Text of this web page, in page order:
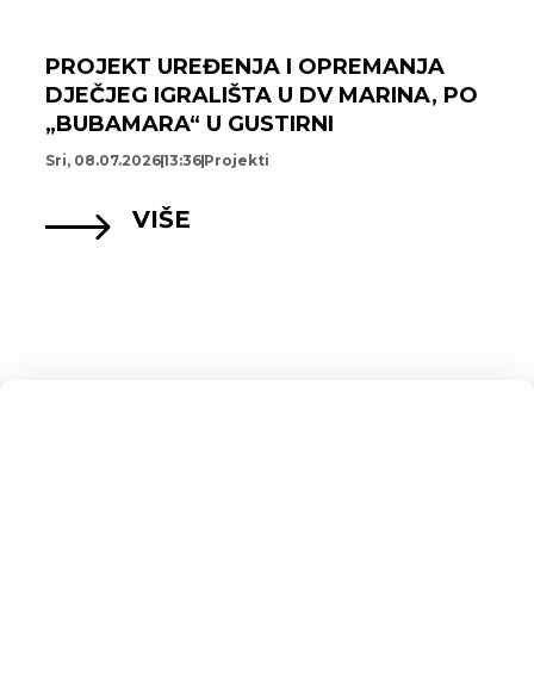
PROJEKT UREĐENJA I OPREMANJA
DJEČJEG IGRALIŠTA U DV MARINA, PO
„BUBAMARA“ U GUSTIRNI
Sri, 08.07.202613:36 Projekti
VIŠE